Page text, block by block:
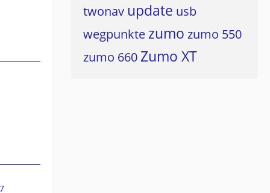
twonav update usb
wegpunkte zumo zumo 550
zumo 660 Zumo XT